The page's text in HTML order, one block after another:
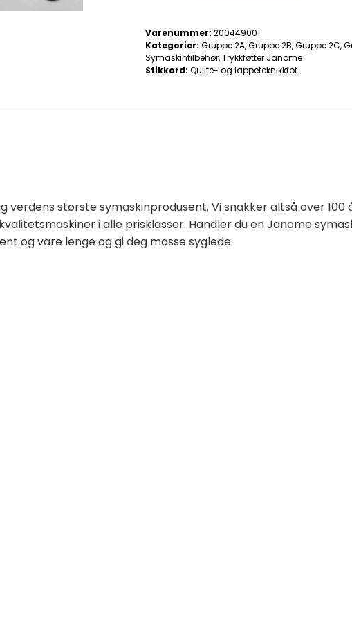
Varenummer: 200449001
Kategorier: Gruppe 2A,Gruppe 2B,Gruppe 2C,
Symaskintilbehør,Trykkføtter Janome
Stikkord: Quilte- og lappeteknikkfot
verdens største symaskinprodusent. Vi snakker altså over
i alle prisklasser. Handler du en Janome
og vare lenge og gi deg masse syglede.